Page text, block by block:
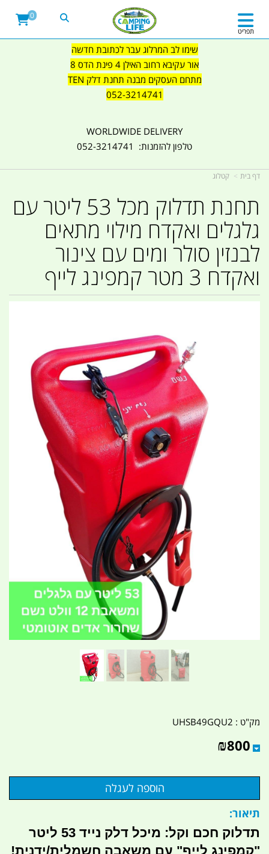
שימו לב המרלוג עבר לכתובת חדשה
אור עקיבא רחוב האילן 4 פינת הדס 8
מתחם העסקים מבנה תחנת דלק TEN
052-3214741
WORLDWIDE DELIVERY
טלפון להזמנות: 052-3214741
תפריט
0
דף בית קטלוג
תחנת תדלוק מכל 53 ליטר עם
גלגלים ואקדח מילוי מתאים
לבנזין סולר ומים עם צינור
ואקדח 3 מטר קמפינג לייף
מק"ט : UHSB49GQU2
₪800
תיאור:
תדלוק חכם וקל: מיכל דלק נייד 53 ליטר
"קמפינג לייף" עם משאבה חשמלית/ידנית!